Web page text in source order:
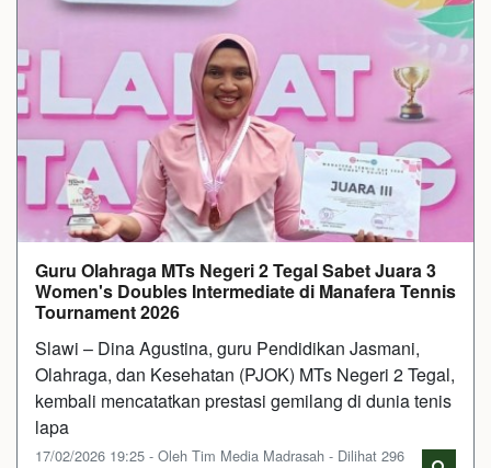
Guru Olahraga MTs Negeri 2 Tegal Sabet Juara 3
Women's Doubles Intermediate di Manafera Tennis
Tournament 2026
​Slawi – Dina Agustina, guru Pendidikan Jasmani,
Olahraga, dan Kesehatan (PJOK) MTs Negeri 2 Tegal,
kembali mencatatkan prestasi gemilang di dunia tenis
lapa
17/02/2026 19:25 - Oleh Tim Media Madrasah - Dilihat 296